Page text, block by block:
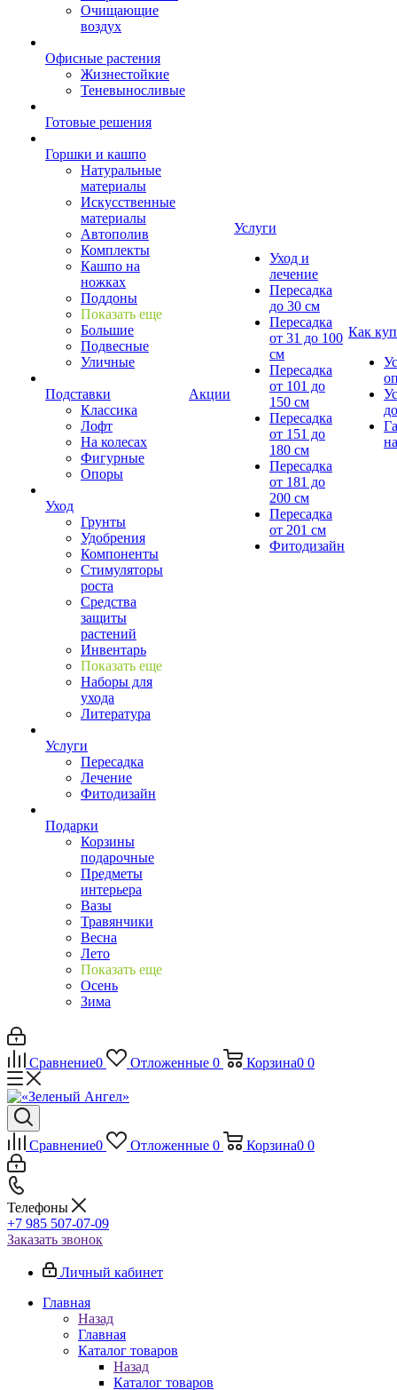
Очищающие
воздух
Офисные растения
Жизнестойкие
Теневыносливые
Готовые решения
Горшки и кашпо
Натуральные
материалы
Искусственные
материалы
Автополив
Комплекты
Кашпо на
ножках
Поддоны
Показать еще
Большие
Подвесные
Уличные
Подставки
Классика
Лофт
На колесах
Фигурные
Опоры
Уход
Грунты
Удобрения
Компоненты
Стимуляторы
роста
Средства
защиты
растений
Инвентарь
Показать еще
Наборы для
ухода
Литература
Услуги
Пересадка
Лечение
Фитодизайн
Подарки
Корзины
подарочные
Предметы
интерьера
Вазы
Травянчики
Весна
Лето
Показать еще
Осень
Зима
Акции
Услуги
Уход и
лечение
Пересадка
до 30 см
Пересадка
от 31 до 100
см
Пересадка
от 101 до
150 см
Пересадка
от 151 до
180 см
Пересадка
от 181 до
200 см
Пересадка
от 201 см
Фитодизайн
Как
Сравнение0 Отложенные 0 Корзина0 0
Сравнение0 Отложенные 0 Корзина0 0
Телефоны
+7 985 507-07-09
Заказать звонок
Личный кабинет
Главная
Назад
Главная
Каталог товаров
Назад
Каталог товаров